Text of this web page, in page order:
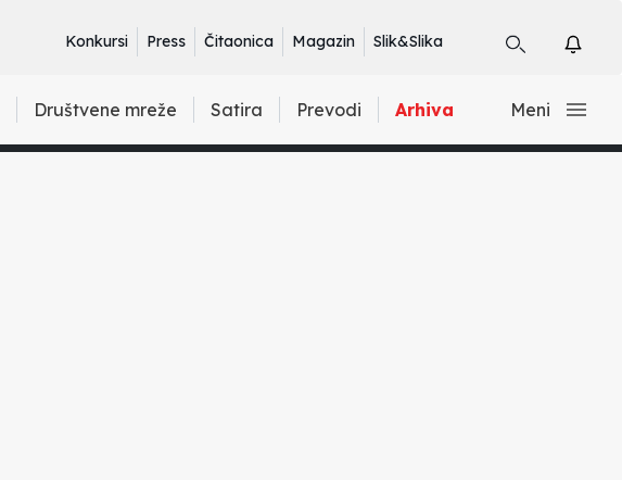
Konkursi Press Čitaonica Magazin Slik&Slika
Društvene mreže Satira Prevodi Arhiva Meni